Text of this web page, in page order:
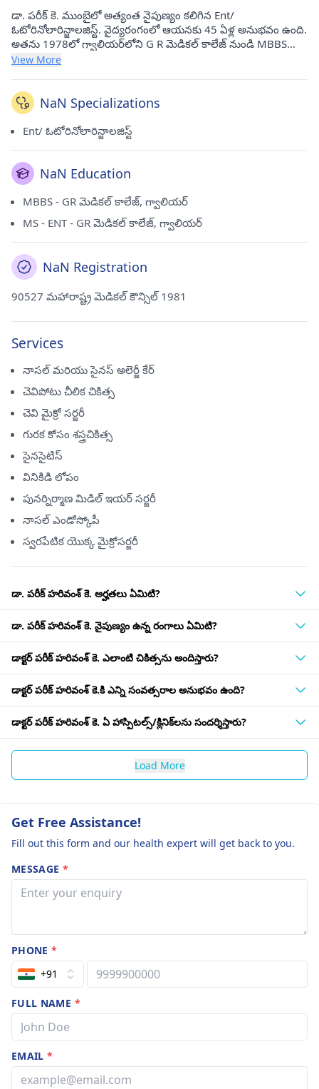
డా. పరీక్ కె. ముంబైలో అత్యంత నైపుణ్యం కలిగిన Ent/
ఓటోరినోలారిన్జాలజిస్ట్. వైద్యరంగంలో ఆయనకు 45 ఏళ్ల అనుభవం ఉంది.
అతను 1978లో గ్వాలియర్‌లోని G R మెడికల్ కాలేజ్ నుండి MBBS
మరియు 1981లో GR మెడికల్ కాలేజీ, GWALIOR నుండి MS - ENT
జరుపుతున్నాడు. అంధేరి వెస్ట్(ముంబై)లో కేంద్రం.
View More
NaN Specializations
Ent/ ఓటోరినోలారిన్జాలజిస్ట్
NaN Education
MBBS - GR మెడికల్ కాలేజ్, గ్వాలియర్
MS - ENT - GR మెడికల్ కాలేజ్, గ్వాలియర్
NaN Registration
90527 మహారాష్ట్ర మెడికల్ కౌన్సిల్ 1981
Services
నాసల్ మరియు సైనస్ అలెర్జీ కేర్
చెవిపోటు చీలిక చికిత్స
చెవి మైక్రో సర్జరీ
గురక కోసం శస్త్రచికిత్స
సైనసైటిస్
వినికిడి లోపం
పునర్నిర్మాణ మిడిల్ ఇయర్ సర్జరీ
నాసల్ ఎండోస్కోపీ
స్వరపేటిక యొక్క మైక్రోసర్జరీ
డా. పరీక్ హరివంశ్ కె. అర్హతలు ఏమిటి?
డా. పరీక్ హరివంశ్ కె. నైపుణ్యం ఉన్న రంగాలు ఏమిటి?
డాక్టర్ పరీక్ హరివంశ్ కె. ఎలాంటి చికిత్సను అందిస్తారు?
డాక్టర్ పరీక్ హరివంశ్ కె.కి ఎన్ని సంవత్సరాల అనుభవం ఉంది?
డాక్టర్ పరీక్ హరివంశ్ కె. ఏ హాస్పిటల్స్/క్లినిక్‌లను సందర్శిస్తారు?
Load More
Get Free Assistance!
Fill out this form and our health expert will get back to you.
MESSAGE *
PHONE*
+91
FULL NAME *
EMAIL*